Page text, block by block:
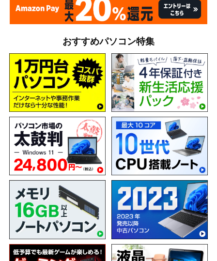
おすすめパソコン特集